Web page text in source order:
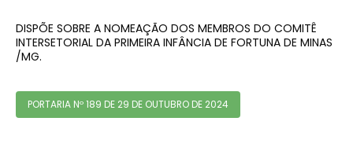
DISPÕE SOBRE A NOMEAÇÃO DOS MEMBROS DO COMITÊ
INTERSETORIAL DA PRIMEIRA INFÂNCIA DE FORTUNA DE MINAS
/MG.
PORTARIA Nº 189 DE 29 DE OUTUBRO DE 2024